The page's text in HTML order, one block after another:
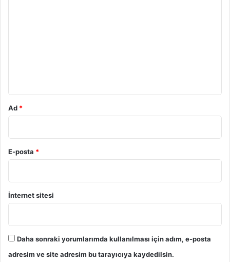
Ad *
E-posta *
İnternet sitesi
Daha sonraki yorumlarımda kullanılması için adım, e-posta
adresim ve site adresim bu tarayıcıya kaydedilsin.